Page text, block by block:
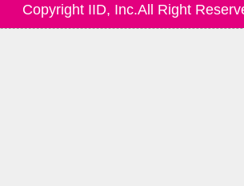
Copyright IID, Inc.All Right